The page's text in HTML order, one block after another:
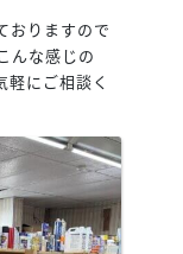
おりますので
んな感じの
にご相談く